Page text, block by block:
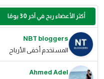
أكثر الأعضاء ربح في آخر 30 يومًا
NBT bloggers
المستخدم أخفى الأرباح
Ahmed Adel